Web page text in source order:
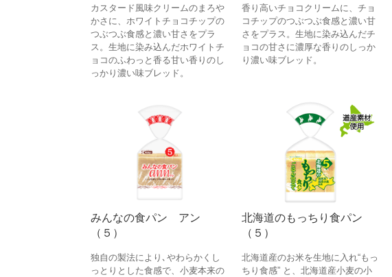
カスタード風味クリームのまろや
かさに、ホワイトチョコチップの
つぶつぶ食感と濃い甘さをプラ
ス。生地に染み込んだホワイトチ
ョコのふわっと香る甘い香りのし
っかり濃い味ブレッド。
香り高いチョコクリームに、チョ
コチップのつぶつぶ食感と濃い甘
さをプラス。生地に染み込んだチ
ョコの甘さに濃厚な香りのしっか
り濃い味ブレッド。
みんなの食パン アン
（５）
独自の製法により､やわらかくし
っとりとした食感で、小麦本来の
北海道のもっちり食パン
（５）
北海道産のお米を生地に入れ“もっ
ちり食感” と、北海道産小麦の小